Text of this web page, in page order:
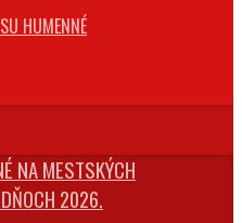
NA MESTSKÝCH
2026.